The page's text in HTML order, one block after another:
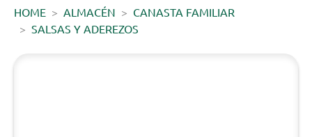
HOME ALMACÉN
CANASTA FAMILIAR
SALSAS Y ADEREZOS